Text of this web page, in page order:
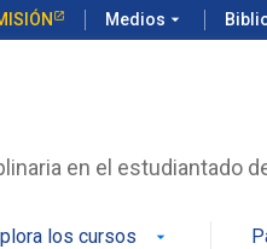
Medios arrow_drop_down
en el estudiantado
los cursos arrow_drop_down